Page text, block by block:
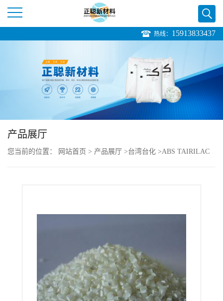
公
热线： 15913833437
产品展厅
您当前的位置： 网站首页 > 产品展厅 >台湾台化 >ABS TAIRILAC